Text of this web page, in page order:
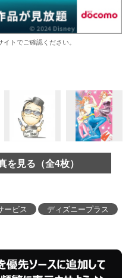
トでご確認ください。
を見る（全4枚）
ービス
ディズニープラス